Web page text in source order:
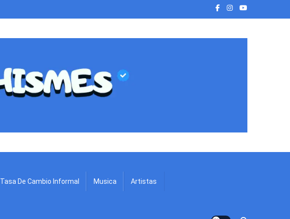
Tasa De Cambio Informal Musica Artistas